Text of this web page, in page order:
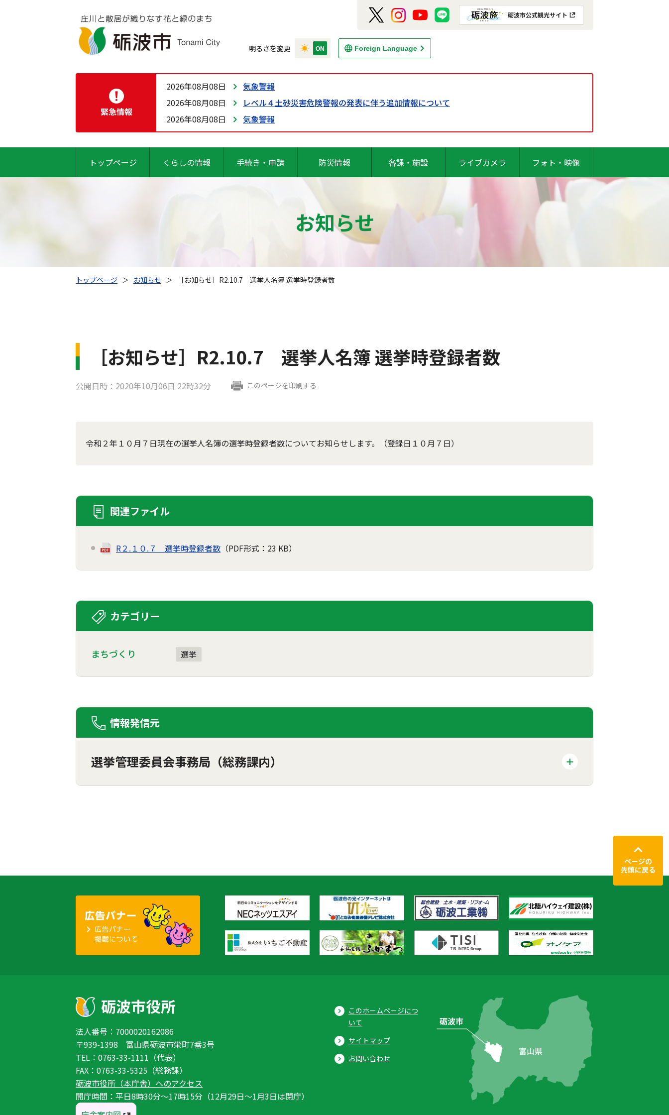
明るさを変更 Foreign Language
緊急情報
2026年08月08日
気象警報
2026年08月08日
レベル４土砂災害危険警報の発表に伴う追加情報について
2026年08月08日
気象警報
トップページ くらしの情報 手続き・申請 防災情報 各課・施設 ライブカメラ フォト・映像
お知らせ
トップページ ＞ お知らせ ＞ ［お知らせ］R2.10.7 選挙人名簿 選挙時登録者数
［お知らせ］R2.10.7 選挙人名簿 選挙時登録者数
公開日時：2020年10月06日 22時32分 このページを印刷する
令和２年１０月７日現在の選挙人名簿の選挙時登録者数についてお知らせします。（登録日１０月７日）
関連ファイル
R２.１０.７ 選挙時登録者数 （PDF形式：23 KB）
カテゴリー
まちづくり 選挙
情報発信元
選挙管理委員会事務局（総務課内）
ページの
先頭に戻る
法人番号：7000020162086
〒939-1398 富山県砺波市栄町7番3号
TEL：0763-33-1111（代表）
FAX：0763-33-5325（総務課）
砺波市役所（本庁舎）へのアクセス
開庁時間：平日8時30分〜17時15分（12月29日〜1月3日は閉庁）
このホームページにつ
いて
サイトマップ
お問い合わせ